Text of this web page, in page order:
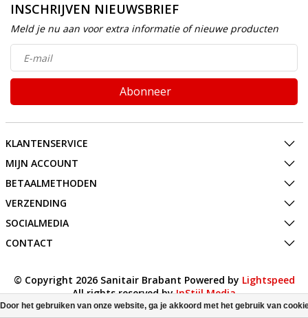
INSCHRIJVEN NIEUWSBRIEF
Meld je nu aan voor extra informatie of nieuwe producten
Abonneer
KLANTENSERVICE
MIJN ACCOUNT
BETAALMETHODEN
VERZENDING
SOCIALMEDIA
CONTACT
© Copyright 2026 Sanitair Brabant Powered by Lightspeed
All rights reserved byInStijl Media
Door het gebruiken van onze website, ga je akkoord met het gebruik van